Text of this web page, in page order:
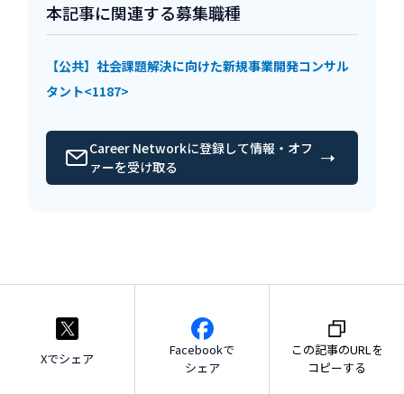
本記事に関連する募集職種
【公共】社会課題解決に向けた新規事業開発コンサル
タント<1187>
Career Networkに登録して情報・オフ
ァーを受け取る
Xでシェア
Facebookで
シェア
この記事のURLを
コピーする